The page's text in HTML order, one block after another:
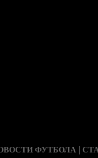
ФУТБОЛА |